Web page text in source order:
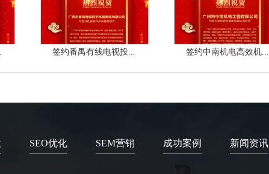
签约番禺有线电视投... 签约中南机电高效机...
SEO优化 SEM营销 成功案例 新闻资讯